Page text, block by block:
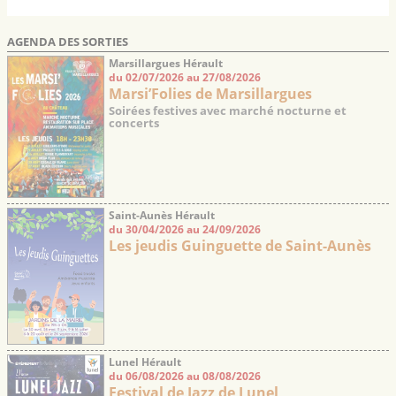
AGENDA DES SORTIES
Marsillargues Hérault
du 02/07/2026 au 27/08/2026
Marsi’Folies de Marsillargues
Soirées festives avec marché nocturne et
concerts
Saint-Aunès Hérault
du 30/04/2026 au 24/09/2026
Les jeudis Guinguette de Saint-Aunès
Lunel Hérault
du 06/08/2026 au 08/08/2026
Festival de Jazz de Lunel